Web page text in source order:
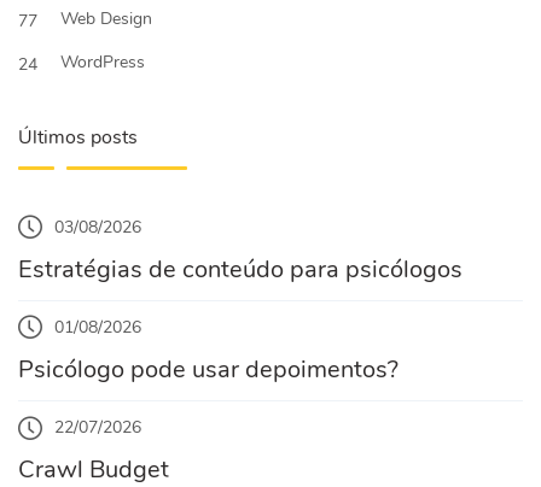
77
Web Design
24
WordPress
Últimos posts
03/08/2026
Estratégias de conteúdo para psicólogos
01/08/2026
Psicólogo pode usar depoimentos?
22/07/2026
Crawl Budget